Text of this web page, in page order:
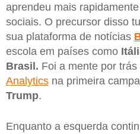
aprendeu mais
sociais. O precursor disso
sua plataforma de notícias
escola em países como
Brasil. Foi a mente por
Analytics na primeira
Trump.
Enquanto a esquerda